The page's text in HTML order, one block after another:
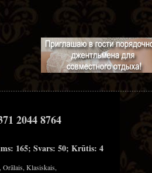
2044 8764
165; Svars: 50; Krūtis: 4
Orālais, Klasiskais,